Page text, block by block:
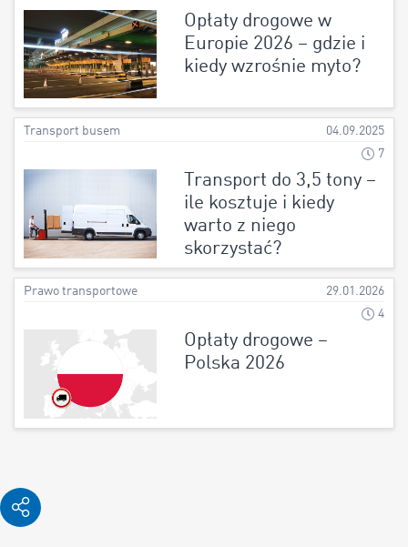
Opłaty drogowe w
Europie 2026 – gdzie i
kiedy wzrośnie myto?
Transport busem
04.09.2025
7
Transport do 3,5 tony –
ile kosztuje i kiedy
warto z niego
skorzystać?
Prawo transportowe
29.01.2026
4
Opłaty drogowe –
Polska 2026